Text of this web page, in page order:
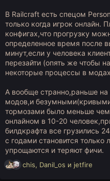
В Railcraft есть спецом
только когда игрок онлайн.
конфигах,что прогрузку
определенное время после
минут,если у человека
перезайти (опять же чтобы
некоторые процессы в
А вообще странно,раньше
модов,и
тормозами было меньше чем
онлайном в 10-20
билдкрафта все грузились
с годами становится только
упрощаются и теряют фичи.
Р
chis, Danil_os и jetfire